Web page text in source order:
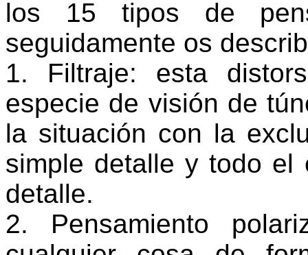
los 15 tipos de
seguidamente os
1. Filtraje: esta
especie de visión de
la situación con la
simple detalle y todo el
detalle.
2. Pensamiento